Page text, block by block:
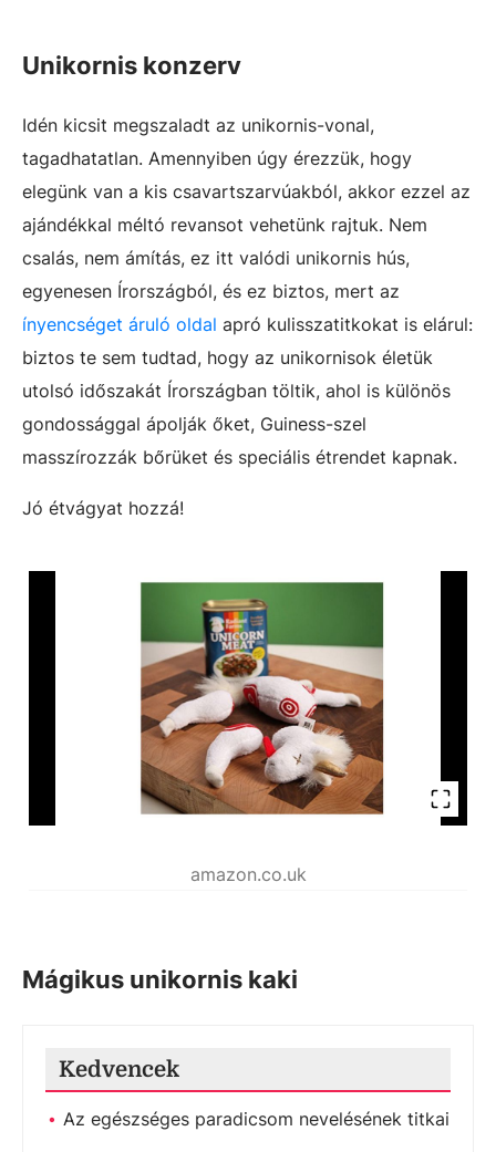
Unikornis konzerv
Idén kicsit megszaladt az unikornis-vonal,
tagadhatatlan. Amennyiben úgy érezzük, hogy
elegünk van a kis csavartszarvúakból, akkor ezzel az
ajándékkal méltó revansot vehetünk rajtuk. Nem
csalás, nem ámítás, ez itt valódi unikornis hús,
egyenesen Írországból, és ez biztos, mert az
ínyencséget áruló oldal apró kulisszatitkokat is elárul:
biztos te sem tudtad, hogy az unikornisok életük
utolsó időszakát Írországban töltik, ahol is különös
gondossággal ápolják őket, Guiness-szel
masszírozzák bőrüket és speciális étrendet kapnak.
Jó étvágyat hozzá!
amazon.co.uk
Mágikus unikornis kaki
Kedvencek
Az egészséges paradicsom nevelésének titkai